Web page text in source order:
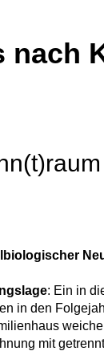
: Ein in
in den
mit